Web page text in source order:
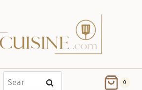
Search 0